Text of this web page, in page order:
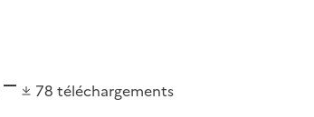
78 téléchargements